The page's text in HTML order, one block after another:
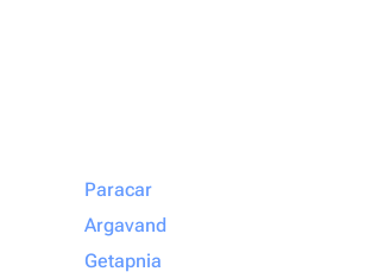
Paracar
Argavand
Getapnia